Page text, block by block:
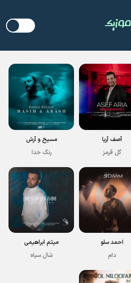
آصف آریا
گل قرمز
مسیح و آرش
رنگ خدا
احمد سلو
دام
میثم ابراهیمی
شال سیاه